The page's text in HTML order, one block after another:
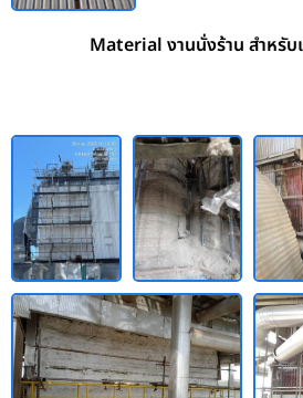
Material งานนั่งร้าน สำหรับ